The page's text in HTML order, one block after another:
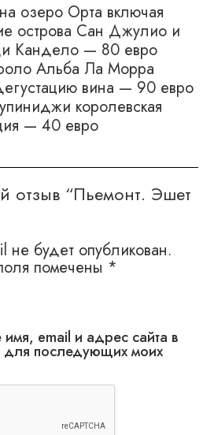
озеро Орта включая
острова Сан Джулио и
Кандело — 80 евро
Альба Ла Морра
вина — 90 евро
королевская
— 40 евро
отзыв “Пьемонт. Эшет
не будет опубликован.
помечены *
email и адрес сайта в
для последующих моих